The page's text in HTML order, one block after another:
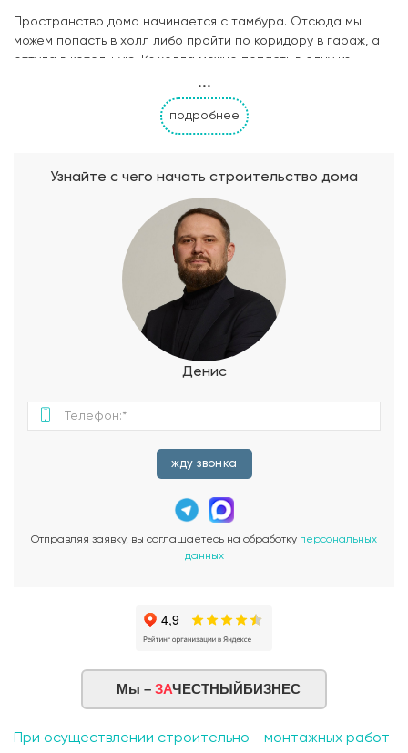
Пространство дома начинается с тамбура. Отсюда мы
можем попасть в холл либо пройти по коридору в гараж, а
оттуда в котельную. Из холла можно попасть в одну из
пространство дома — гостиную. Гостиная совмещена с
кухней-столовой и имеет площадь 37 кв.м. Отсюда
открываются двери во вторую спальню 11 кв.м. и в зимний
...
подробнее
Узнайте с чего начать строительство дома
Денис
жду звонка
Отправляя заявку, вы соглашаетесь на обработку персональных
данных
Мы – ЗАЧЕСТНЫЙБИЗНЕС
При осуществлении строительно - монтажных работ